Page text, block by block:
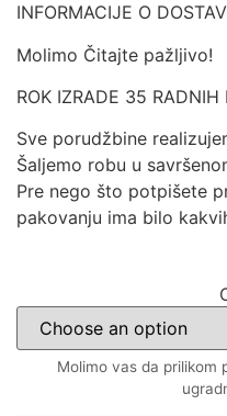
INFORMACIJE O
Molimo Čitajte pažljivo!
ROK IZRADE 35 RADNIH
Sve porudžbine
Šaljemo robu u
Pre nego što potpišete
pakovanju ima bilo
Molimo vas da prilikom